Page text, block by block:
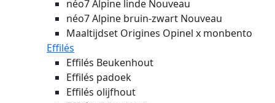
néo7 Alpine linde Nouveau
néo7 Alpine bruin-zwart Nouveau
Maaltijdset Origines Opinel x monbento
Effilés
Effilés Beukenhout
Effilés padoek
Effilés olijfhout